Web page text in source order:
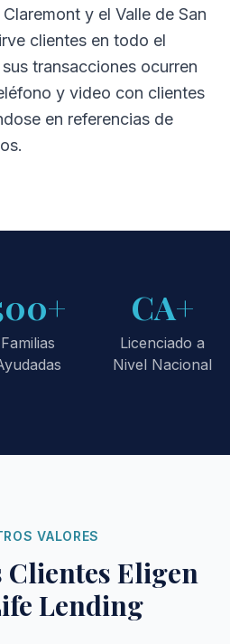
y el Valle de San
clientes en todo el
transacciones ocurren
y video con clientes
en referencias de
Familias
CA+
Licenciado a
Nivel Nacional
VALORES
Clientes Eligen
Lending